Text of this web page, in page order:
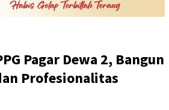
Pagar Dewa 2, Bangun
Profesionalitas